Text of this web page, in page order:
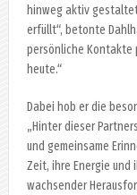
hinweg aktiv
erfüllt“, betonte
persönliche Kontakte
heute.“
Dabei hob er die
„Hinter dieser
und gemeinsame
Zeit, ihre Energie und
wachsender